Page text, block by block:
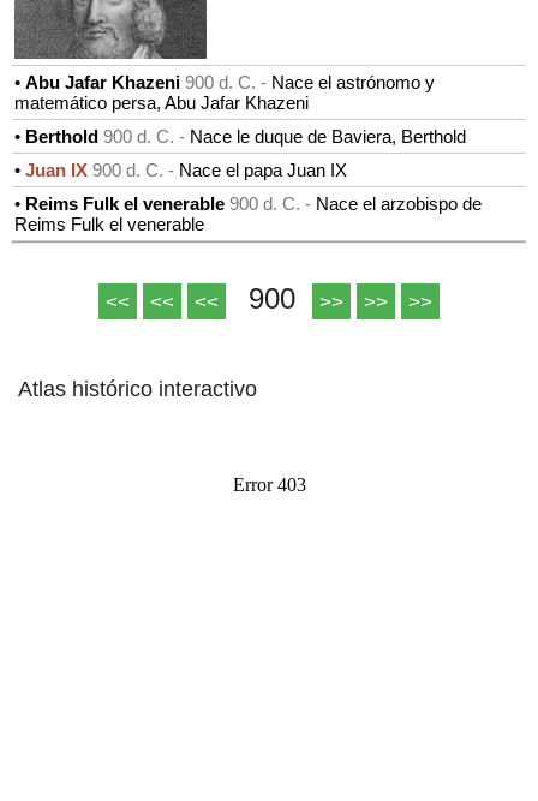
• Abu Jafar Khazeni 900 d. C. - Nace el astrónomo y
matemático persa, Abu Jafar Khazeni
• Berthold 900 d. C. - Nace le duque de Baviera, Berthold
• Juan IX 900 d. C. - Nace el papa Juan IX
• Reims Fulk el venerable 900 d. C. - Nace el arzobispo de
Reims Fulk el venerable
<< << << 900 >> >> >>
Atlas histórico interactivo